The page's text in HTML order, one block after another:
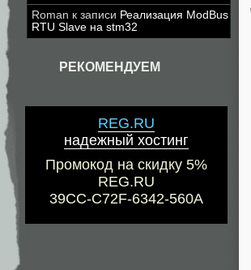
Roman к записи Реализация ModBus
RTU Slave на stm32
РЕКОМЕНДУЕМ
REG.RU
надежный хостинг
Промокод на скидку 5%
REG.RU
39CC-C72F-6342-560A